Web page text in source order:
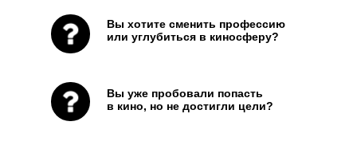
Вы уже пробовали попасть
в кино, но не достигли цели?
Вы хотите сменить профессию
или углубиться в киносферу?